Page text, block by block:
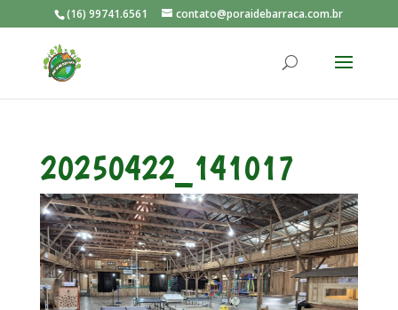
(16) 99741.6561 contato@poraidebarraca.com.br
20250422_141017